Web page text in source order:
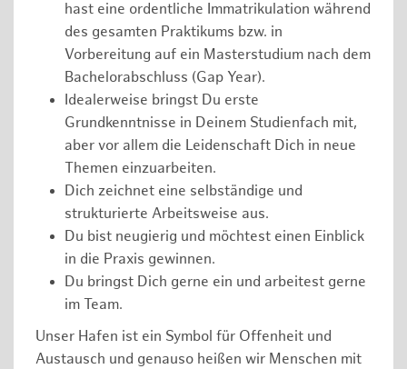
hast eine ordentliche Immatrikulation während
des gesamten Praktikums bzw. in
Vorbereitung auf ein Masterstudium nach dem
Bachelorabschluss (Gap Year).
Idealerweise bringst Du erste
Grundkenntnisse in Deinem Studienfach mit,
aber vor allem die Leidenschaft Dich in neue
Themen einzuarbeiten.
Dich zeichnet eine selbständige und
strukturierte Arbeitsweise aus.
Du bist neugierig und möchtest einen Einblick
in die Praxis gewinnen.
Du bringst Dich gerne ein und arbeitest gerne
im Team.
Unser Hafen ist ein Symbol für Offenheit und
Austausch und genauso heißen wir Menschen mit